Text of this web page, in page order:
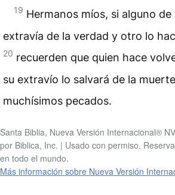
19 Hermanos míos, si alguno de
extravía de la verdad y otro lo
20 recuerden que quien hace
su extravío lo salvará de la
muchísimos pecados.
Santa Biblia, Nueva Versión Internacional®
por Biblica, Inc. | Usado con permiso.
en todo el mundo.
Más información sobre Nueva Versión